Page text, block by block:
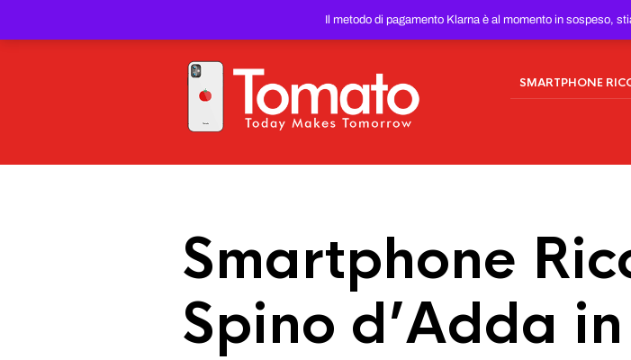
Il metodo di pagamento Klarna è al momento in sospeso,
PREZZO DEL WEB!
SMARTPHONE
Smartphone
Spino d’Adda